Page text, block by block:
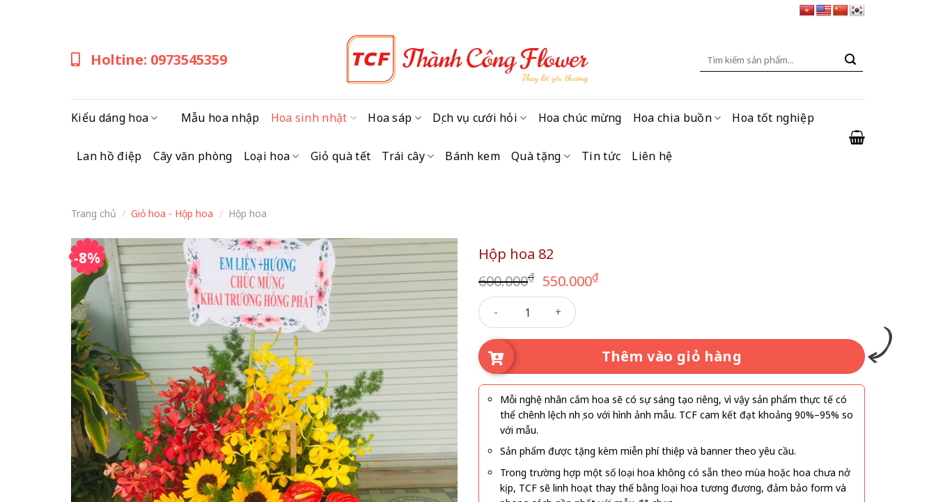
Holtine: 0973545359
Tìm
Kiểu dáng hoa Mẫu hoa nhập Hoa sinh nhật Hoa sáp Dịch vụ cưới hỏi Hoa chúc mừng Hoa chia buồn Hoa tốt nghiệp
Lan hồ điệp Cây văn phòng Loại hoa Giỏ quà tết Trái cây Bánh kem Quà tặng Tin tức Liên hệ
Trang chủ / Giỏ hoa - Hộp hoa / Hộp hoa
-8%
Hộp hoa 82
600.000₫ Giá
gốc
là:
600.000₫.
550.000₫Giá
550.000₫.
Hộp hoa 82 số lượng
Thêm vào giỏ hàng
Mỗi nghệ nhân cắm hoa sẽ có sự sáng tạo riêng, vì vậy sản phẩm thực tế có
thể chênh lệch nhẹ so với hình ảnh mẫu. TCF cam kết đạt khoảng 90%–95% so
với mẫu.
Sản phẩm được tặng kèm miễn phí thiệp và banner theo yêu cầu.
Trong trường hợp một số loại hoa không có sẵn theo mùa hoặc hoa chưa nở
kịp, TCF sẽ linh hoạt thay thế bằng loại hoa tương đương, đảm bảo form và